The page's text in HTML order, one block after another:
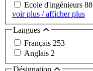
Ecole d'ingénieurs 88
voir plus / afficher plus
Langues
Français 253
Anglais 2
Désignation